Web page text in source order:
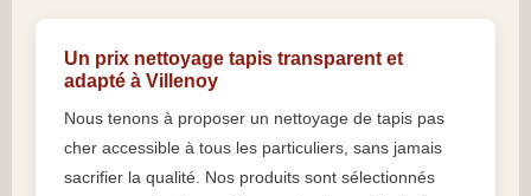
Un prix nettoyage tapis transparent et
adapté à Villenoy
Nous tenons à proposer un nettoyage de tapis pas
cher accessible à tous les particuliers, sans jamais
sacrifier la qualité. Nos produits sont sélectionnés